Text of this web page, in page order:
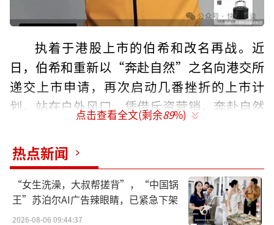
执着于港股上市的伯希和改名再战。近
日，伯希和重新以“奔赴自然”之名向港交所
递交上市申请，再次启动几番挫折的上市计
划。站在户外风口，凭借斥资营销，奔赴自然
近两年的业绩一路高涨。而当不事生产、质量
难控、库存只增不减等问题摆在奔赴自然面
前，如何打好长期增长这张牌，其或许应该将
更多的注意力放在研发创新层面。
更名再赴港
点击查看全文(剩余89%)
热点新闻
“女生洗澡，大叔帮搓背”，“中国锅
王”苏泊尔AI广告辣眼睛，已紧急下架
2026-08-06 09:44:37